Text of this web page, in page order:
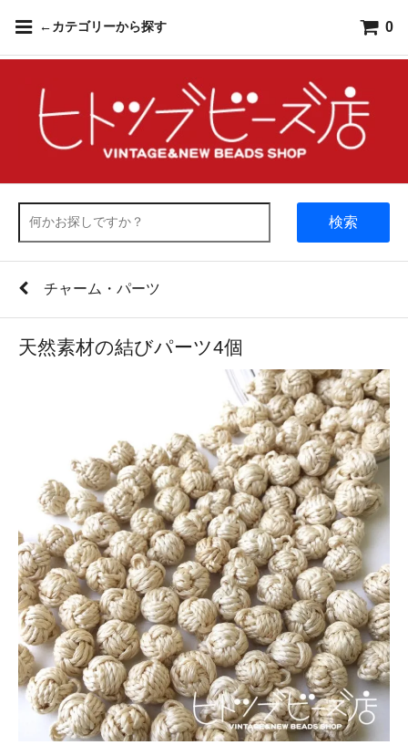
←カテゴリーから探す 0
検索
チャーム・パーツ
天然素材の結びパーツ4個